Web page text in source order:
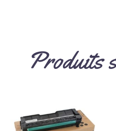
Produits